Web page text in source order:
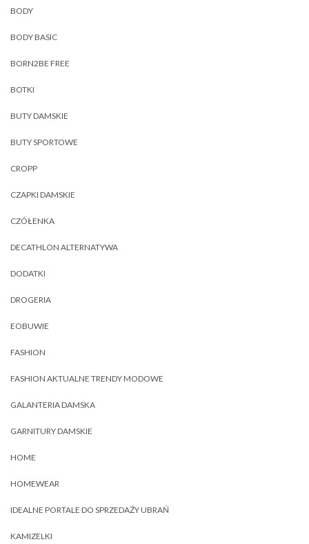
BODY
BODY BASIC
BORN2BE FREE
BOTKI
BUTY DAMSKIE
BUTY SPORTOWE
CROPP
CZAPKI DAMSKIE
CZÓŁENKA
DECATHLON ALTERNATYWA
DODATKI
DROGERIA
EOBUWIE
FASHION
FASHION AKTUALNE TRENDY MODOWE
GALANTERIA DAMSKA
GARNITURY DAMSKIE
HOME
HOMEWEAR
IDEALNE PORTALE DO SPRZEDAŻY UBRAŃ
KAMIZELKI